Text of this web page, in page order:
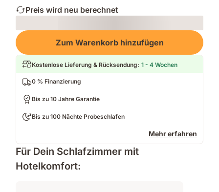
Preis wird neu berechnet
Loading
Zum Warenkorb hinzufügen
Kostenlose Lieferung & Rücksendung: 1 - 4 Wochen
0 % Finanzierung
Bis zu 10 Jahre Garantie
Bis zu 100 Nächte Probeschlafen
Mehr erfahren
Für Dein Schlafzimmer mit
Hotelkomfort: